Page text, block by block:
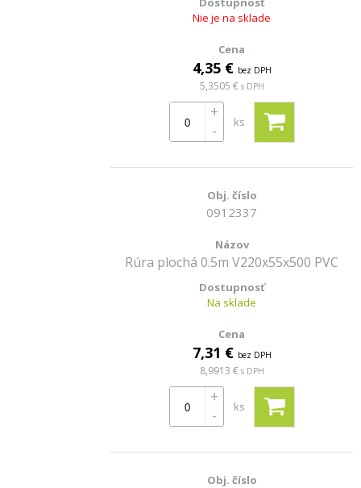
Nie je na sklade
4,35 € bez DPH
5,3505 € s DPH
+
-
ks
0912337
Rúra plochá 0.5m V220x55x500 PVC
Na sklade
7,31 € bez DPH
8,9913 € s DPH
+
-
ks